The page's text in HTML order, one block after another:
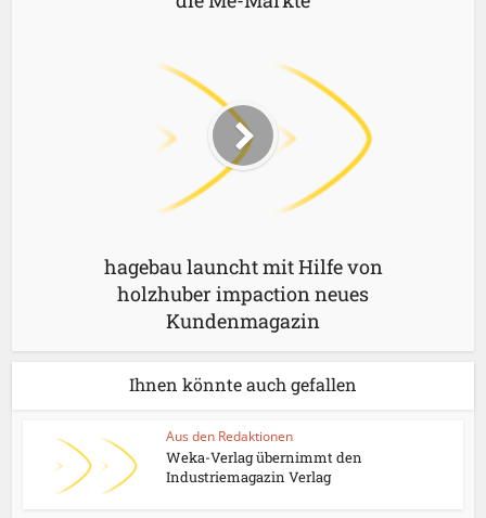
hagebau launcht mit Hilfe von
holzhuber impaction neues
Kundenmagazin
Ihnen könnte auch gefallen
Aus den Redaktionen
Weka-Verlag übernimmt den
Industriemagazin Verlag